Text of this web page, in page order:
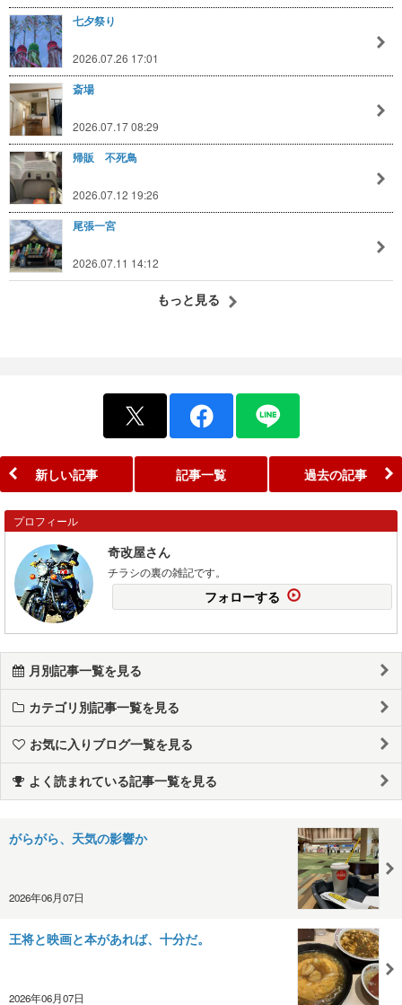
七夕祭り
2026.07.26 17:01
斎場
2026.07.17 08:29
帰販 不死鳥
2026.07.12 19:26
尾張一宮
2026.07.11 14:12
もっと見る
新しい記事 記事一覧 過去の記事
プロフィール
奇改屋さん
チラシの裏の雑記です。
フォローする
月別記事一覧を見る
カテゴリ別記事一覧を見る
お気に入りブログ一覧を見る
よく読まれている記事一覧を見る
がらがら、天気の影響か
2026年06月07日
王将と映画と本があれば、十分だ。
2026年06月07日